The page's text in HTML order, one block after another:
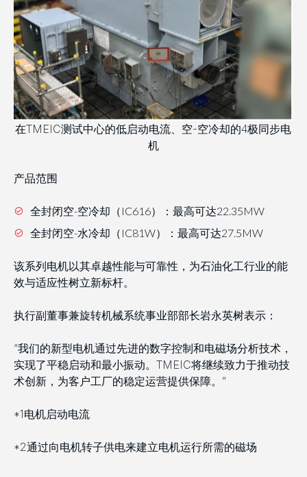
在TMEIC测试中心的低启动电流、空-空冷却的4极同步电
机
产品范围
全封闭空-空冷却（IC616）：最高可达22.35MW
全封闭空-水冷却（IC81W）：最高可达27.5MW
该系列电机以其卓越性能与可靠性，为石油化工行业的能
效与适应性树立新标杆。
执行副董事兼旋转机械系统事业部部长岩永英树表示：
“我们的新型电机通过先进的数字控制和电磁场分析技术，
实现了平稳启动和最小振动。TMEIC将继续致力于推动技
术创新，为客户工厂的稳定运营提供保障。”
*1电机启动电流
*2通过向电机转子供电来建立电机运行所需的磁场